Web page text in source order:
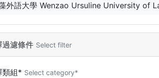
外語大學 Wenzao Ursuline University of
過濾條件 Select filter
類組* Select category*